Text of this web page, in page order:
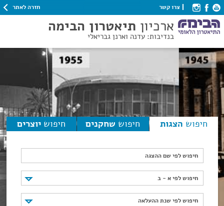
צרו קשר חזרה לאתר
ארכיון תיאטרון הבימה
בנדיבות: עדנה וארנן גבריאלי
חיפוש הצגות חיפוש שחקנים חיפוש יוצרים
חיפוש לפי שם ההצגה
חיפוש לפי א - ב
חיפוש לפי א - ב
חיפוש לפי שנת ההעלאה
חיפוש לפי שנת ההעלאה